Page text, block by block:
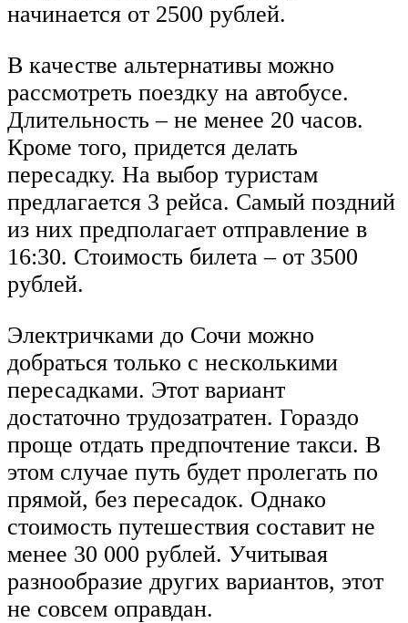
начинается от 2500 рублей.
В качестве альтернативы можно
рассмотреть поездку на автобусе.
Длительность – не менее 20 часов.
Кроме того, придется делать
пересадку. На выбор туристам
предлагается 3 рейса. Самый поздний
из них предполагает отправление в
16:30. Стоимость билета – от 3500
рублей.
Электричками до Сочи можно
добраться только с несколькими
пересадками. Этот вариант
достаточно трудозатратен. Гораздо
проще отдать предпочтение такси. В
этом случае путь будет пролегать по
прямой, без пересадок. Однако
стоимость путешествия составит не
менее 30 000 рублей. Учитывая
разнообразие других вариантов, этот
не совсем оправдан.